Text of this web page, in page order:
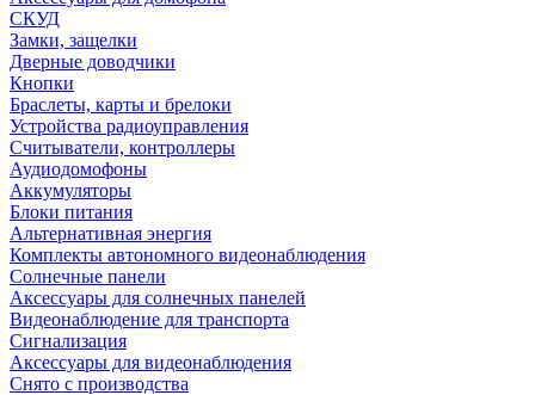
СКУД
Замки, защелки
Дверные доводчики
Кнопки
Браслеты, карты и брелоки
Устройства радиоуправления
Считыватели, контроллеры
Аудиодомофоны
Аккумуляторы
Блоки питания
Альтернативная энергия
Комплекты автономного видеонаблюдения
Солнечные панели
Аксессуары для солнечных панелей
Видеонаблюдение для транспорта
Сигнализация
Аксессуары для видеонаблюдения
Снято с производства